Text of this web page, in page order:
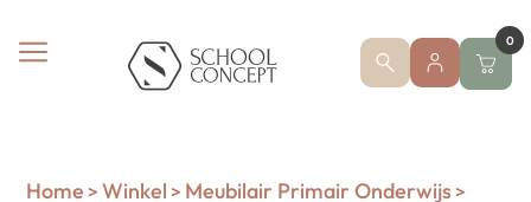
0
Home > Winkel > Meubilair Primair Onderwijs>